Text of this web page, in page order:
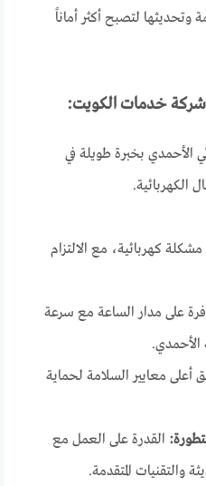
وتحديثها لتصبح أكثر أماناً
شركة خدمات الكويت:
الأحمدي بخبرة طويلة في
الكهربائية.
كهربائية، مع الالتزام
على مدار الساعة مع سرعة
الأحمدي.
أعلى معايير السلامة لحماية
القدرة على العمل مع
والتقنيات المتقدمة.